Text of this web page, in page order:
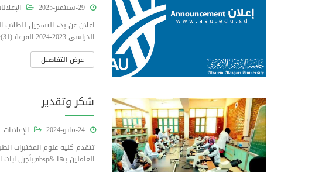
اعلان عن بدء التسجيل للطلاب
الدراسي 2023-2024 الفرقة (31)&nbsp; &nbsp;تهنيء كلية علوم المختبرات الطبية الطلا...
عرض التفاصيل
شكر وتقدير
الإعلانات
تتقدم كلية علوم المختبرات
العاملين بها &nbsp;بأجزل ايات الشكرِ والتقدير، للسادة/ الإدارة العليا &nbsp;ومكتب الوك...